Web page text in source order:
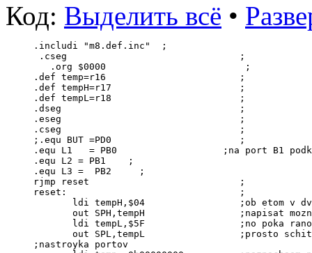
Код: Выделить всё •
.includi "m8.def.inc"  ;
.cseg                               ;
.org $0000                         ;
.def temp=r16                        ;
.def tempH=r17                       ;
.def tempL=r18                       ;
.dseg                                ;
.eseg                                ;
.cseg                                ;
;.equ BUT =PD0                       ;
.equ L1   = PB0                   ;na port B1
.equ L2 = PB1    ;
.equ L3 =  PB2     ;
rjmp reset                           ;
reset:                               ;
ldi tempH,$04                 ;ob etom v
out SPH,tempH                 ;napisat
ldi tempL,$5F                 ;no poka rano
out SPL,tempL                 ;prosto
;nastroyka portov